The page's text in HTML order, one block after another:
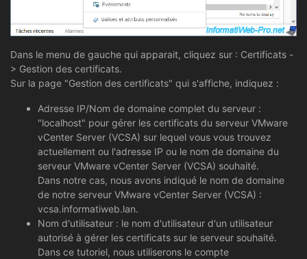
Dans le menu de gauche qui apparait, cliquez sur : Certificats -
> Gestion des certificats.
Sur la page "Gestion des certificats" qui s'affiche, indiquez :
Adresse IP/Nom de domaine complet du serveur :
"localhost" pour gérer les certificats du serveur VMware
vCenter Server (VCSA) sur lequel vous vous trouvez
actuellement ou l'adresse IP ou le nom de domaine du
serveur VMware vCenter Server (VCSA) souhaité.
Dans notre cas, nous avons indiqué le nom de domaine
de notre serveur VMware vCenter Server (VCSA) :
vcsa.informatiweb.lan.
Nom d'utilisateur : le nom d'utilisateur d'un utilisateur
autorisé à gérer les certificats sur le serveur souhaité.
Dans ce tutoriel, nous utiliserons le compte